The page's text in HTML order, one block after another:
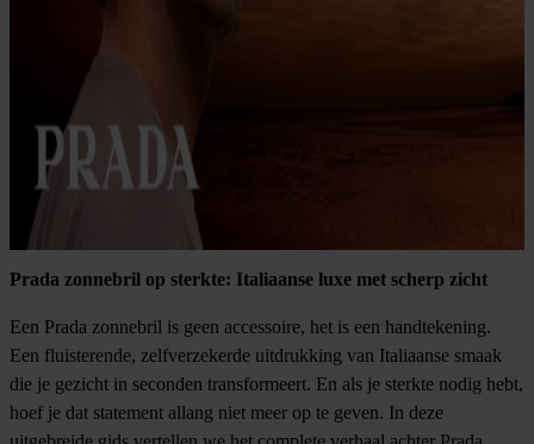
Prada zonnebril op sterkte: Italiaanse luxe met scherp zicht
Een Prada zonnebril is geen accessoire, het is een handtekening.
Een fluisterende, zelfverzekerde uitdrukking van Italiaanse smaak
die je gezicht in seconden transformeert. En als je sterkte nodig hebt,
hoef je dat statement allang niet meer op te geven. In deze